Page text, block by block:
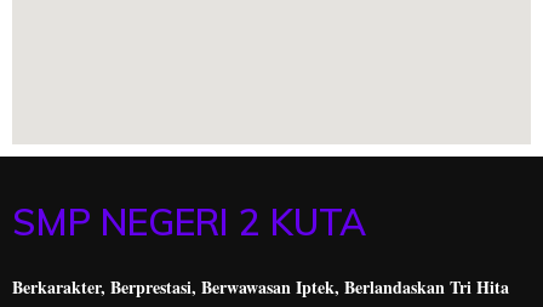
SMP NEGERI 2 KUTA
Berkarakter, Berprestasi, Berwawasan Iptek, Berlandaskan Tri Hita